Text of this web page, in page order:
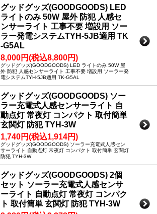
グッドグッズ(GOODGOODS) LED
ライトのみ 50W 屋外 防犯 人感セ
ンサーライト 工事不要 増設用 ソー
ラー発電システムTYH-5JB適用 TK
-G5AL
8,000円(税込8,800円)
グッドグッズ(GOODGOODS) LED ライトのみ 50W 屋
外 防犯 人感センサーライト 工事不要 増設用 ソーラー発
電システムTYH-5JB適用 TK-G5AL
グッドグッズ(GOODGOODS) ソー
ラー充電式人感センサーライト 自
動点灯 常夜灯 コンパクト 取付簡単
玄関灯 防犯 TYH-3W
1,740円(税込1,914円)
グッドグッズ(GOODGOODS) ソーラー充電式人感セン
サーライト 自動点灯 常夜灯 コンパクト 取付簡単 玄関灯
防犯 TYH-3W
グッドグッズ(GOODGOODS) 2個
セット ソーラー充電式人感センサ
ーライト 自動点灯 常夜灯 コンパク
ト 取付簡単 玄関灯 防犯 TYH-3W